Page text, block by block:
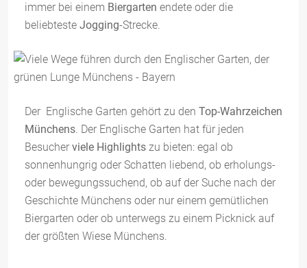
immer bei einem Biergarten endete oder die
beliebteste Jogging-Strecke.
Der Englische Garten gehört zu den Top-Wahrzeichen
Münchens. Der Englische Garten hat für jeden
Besucher viele Highlights zu bieten: egal ob
sonnenhungrig oder Schatten liebend, ob erholungs-
oder bewegungssuchend, ob auf der Suche nach der
Geschichte Münchens oder nur einem gemütlichen
Biergarten oder ob unterwegs zu einem Picknick auf
der größten Wiese Münchens.